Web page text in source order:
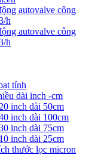
autovalve công
h
autovalve công
h
tính
dài inch -cm
inch dài 50cm
inch dài 100cm
inch dài 75cm
inch dài 25cm
thước lọc micron